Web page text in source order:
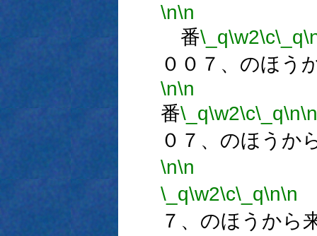
\n\n
番\_q\w2\c\_q
００７、のほう
\n\n
番\_q\w2\c\_q\n\n
０７、のほうか
\n\n
\_q\w2\c\_q\n\n
７、のほうから